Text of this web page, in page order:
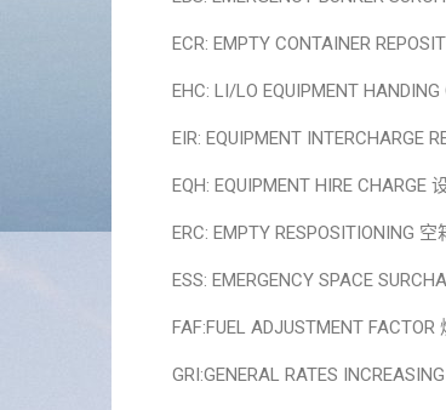
ECR: EMPTY CONTAINER
EHC: LI/LO EQUIPMENT
EIR: EQUIPMENT INTERCHARGE
EQH: EQUIPMENT HIRE CHARGE
ERC: EMPTY RESPOSITIONING
ESS: EMERGENCY SPACE
FAF:FUEL ADJUSTMENT
GRI:GENERAL RATES